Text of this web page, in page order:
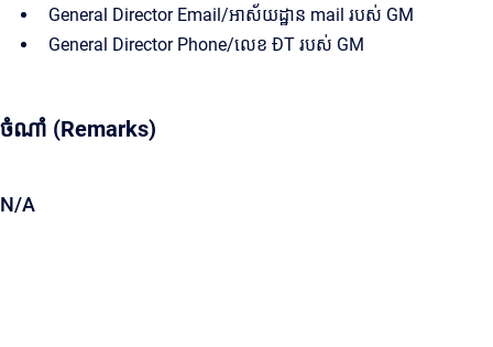
General Director Email/អាស័យដ្ឋាន mail របស់ GM
General Director Phone/លេខ ĐT របស់ GM
ចំណាំ (Remarks)
N/A